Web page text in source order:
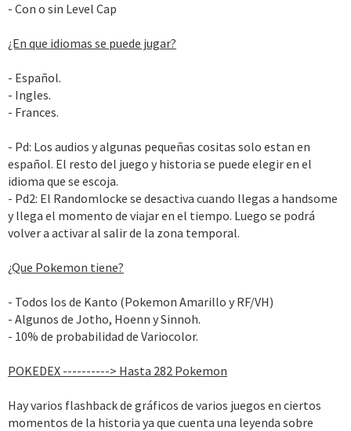
- Con o sin Level Cap
¿En que idiomas se puede jugar?
- Español.
- Ingles.
- Frances.
- Pd: Los audios y algunas pequeñas cositas solo estan en
español. El resto del juego y historia se puede elegir en el
idioma que se escoja.
- Pd2: El Randomlocke se desactiva cuando llegas a handsome
y llega el momento de viajar en el tiempo. Luego se podrá
volver a activar al salir de la zona temporal.
¿Que Pokemon tiene?
- Todos los de Kanto (Pokemon Amarillo y RF/VH)
- Algunos de Jotho, Hoenn y Sinnoh.
- 10% de probabilidad de Variocolor.
POKEDEX ----------> Hasta 282 Pokemon
Hay varios flashback de gráficos de varios juegos en ciertos
momentos de la historia ya que cuenta una leyenda sobre